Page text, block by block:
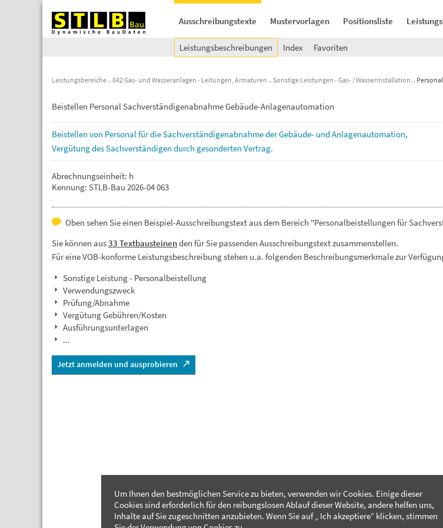
Ausschreibungstexte Mustervorlagen Positionsliste
Leistungsbeschreibungen Index Favoriten
Leistungsbereiche 042 Gas- und Wasseranlagen - Leitungen, Armaturen Sonstige Leistungen - Gas- / Wasserinstallation
Beistellen Personal Sachverständigenabnahme Gebäude-Anlagenautomation
Beistellen von PersonalfürdieSachverständigenabnahmederGebäude- undAnlagenautomation,
VergütungdesSachverständigen durch gesonderten Vertrag.
Abrechnungseinheit: h
Kennung: STLB-Bau 2026-04 063
Oben sehen Sie einen Beispiel-Ausschreibungstext aus dem Bereich "Personalbeistellungen für
Sie können aus33 Textbausteinenden für Sie passenden Ausschreibungstext zusammenstellen.
Für eine VOB-konforme Leistungsbeschreibung stehen u.a. folgenden Beschreibungsmerkmale zur
Sonstige Leistung - Personalbeistellung
Verwendungszweck
Prüfung/Abnahme
Vergütung Gebühren/Kosten
Ausführungsunterlagen
...
Jetzt anmelden und ausprobieren
Um Ihnen den bestmöglichen Service zu bieten, verwenden wir Cookies. Einige dieser
Cookies sind erforderlich für den reibungslosen Ablauf dieser Website, andere helfen uns,
Inhalte auf Sie zugeschnitten anzubieten. Wenn Sie auf „ Ich akzeptiere“ klicken, stimmen